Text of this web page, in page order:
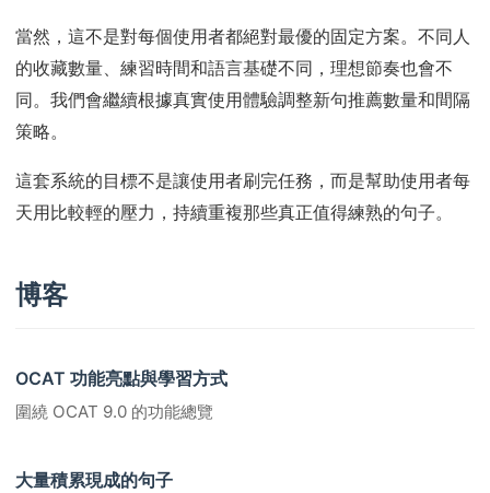
當然，這不是對每個使用者都絕對最優的固定方案。不同人
的收藏數量、練習時間和語言基礎不同，理想節奏也會不
同。我們會繼續根據真實使用體驗調整新句推薦數量和間隔
策略。
這套系統的目標不是讓使用者刷完任務，而是幫助使用者每
天用比較輕的壓力，持續重複那些真正值得練熟的句子。
博客
OCAT 功能亮點與學習方式
圍繞 OCAT 9.0 的功能總覽
大量積累現成的句子